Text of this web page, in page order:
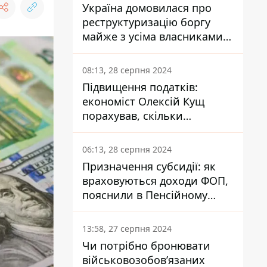
Україна домовилася про
реструктуризацію боргу
майже з усіма власниками
єврооблігацій: що це
означає для країни
08:13, 28 серпня 2024
Підвищення податків:
економіст Олексій Кущ
порахував, скільки
заплатить кожен українець
06:13, 28 серпня 2024
Призначення субсидії: як
враховуються доходи ФОП,
пояснили в Пенсійному
фонді
13:58, 27 серпня 2024
Чи потрібно бронювати
військовозобов’язаних